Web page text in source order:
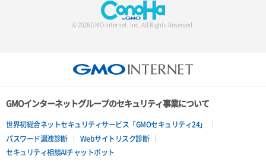
© 2026 GMO Internet, Inc. All Rights Reserved.
GMOインターネットグループのセキュリティ事業について
世界初総合ネットセキュリティサービス「GMOセキュリティ24」
パスワード漏洩診断
Webサイトリスク診断
セキュリティ相談AIチャットボット